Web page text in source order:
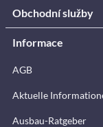
Obchodní služby
Informace
AGB
Aktuelle
Ausbau-Ratgeber